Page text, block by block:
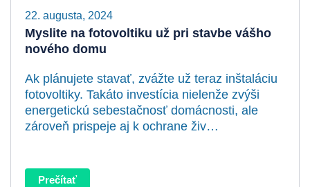
22. augusta, 2024
Myslite na fotovoltiku už pri stavbe vášho
nového domu
Ak plánujete stavať, zvážte už teraz inštaláciu
fotovoltiky. Takáto investícia nielenže zvýši
energetickú sebestačnosť domácnosti, ale
zároveň prispeje aj k ochrane živ…
Prečítať